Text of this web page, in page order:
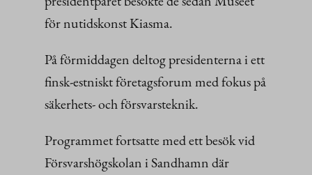
för nutidskonst Kiasma.
På förmiddagen deltog presidenterna i ett
finsk-estniskt företagsforum med fokus på
säkerhets- och försvarsteknik.
Programmet fortsatte med ett besök vid
Försvarshögskolan i Sandhamn där